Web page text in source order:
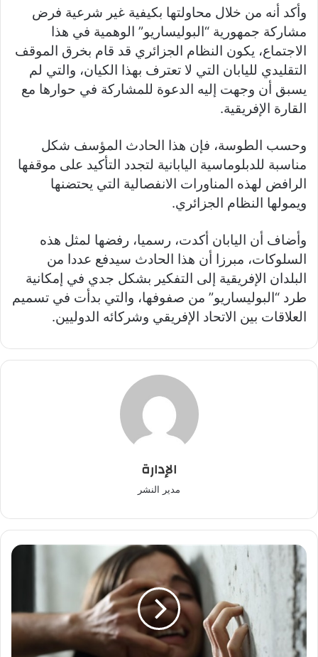
وأكد أنه من خلال محاولتها بكيفية غير شرعية فرض
مشاركة جمهورية “البوليساريو” الوهمية في هذا
الاجتماع، يكون النظام الجزائري قد قام بخرق الموقف
التقليدي لليابان التي لا تعترف بهذا الكيان، والتي لم
يسبق أن وجهت إليه الدعوة للمشاركة في حوارها مع
القارة الإفريقية.
وحسب الطوسة، فإن هذا الحادث المؤسف شكل
مناسبة للدبلوماسية اليابانية لتجدد التأكيد على موقفها
الرافض لهذه المناورات الانفصالية التي يحتضنها
ويمولها النظام الجزائري.
وأضاف أن اليابان أكدت، رسميا، رفضها لمثل هذه
السلوكات، مبرزا أن هذا الحادث سيدفع عددا من
البلدان الإفريقية إلى التفكير بشكل جدي في إمكانية
طرد “البوليساريو” من صفوفها، والتي بدأت في تسميم
العلاقات بين الاتحاد الإفريقي وشركائه الدوليين.
الإدارة
مدير النشر
توقيف
أربعيني
بسيدي
الزوين
بعد
ضبطه
متلبسا